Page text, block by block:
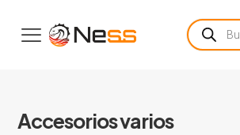
Búsqueda
de
productos
Accesorios varios